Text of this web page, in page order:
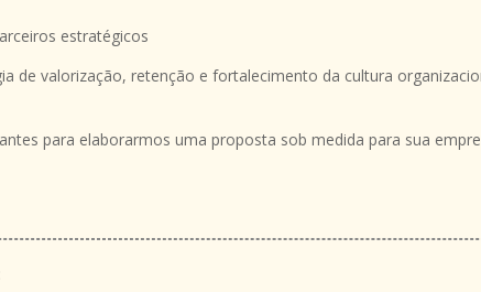
estratégicos
de valorização, retenção e fortalecimento da cultura
para elaborarmos uma proposta sob medida para sua